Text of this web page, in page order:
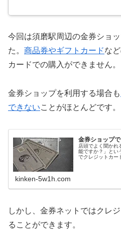
今回は須磨駅周辺の金券ショ
た。 商品券やギフトカードな
カードでの購入ができません。
金券ショップを利用する場合も
できないことがほとんどです。
金券ショップ
店頭でよく聞かれ
能ですか？」とい
でクレジットカー
kinken-5w1h.com
しかし、金券ネットではクレ
ることができます。